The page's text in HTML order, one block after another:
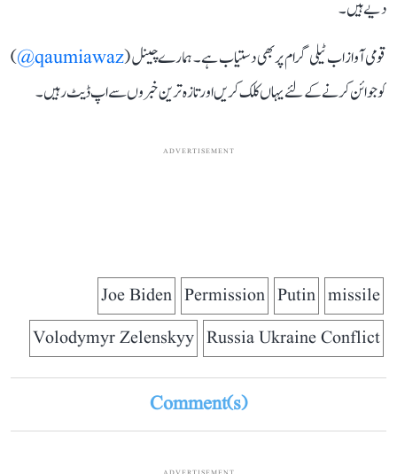
دیے ہیں۔
قومی آواز اب ٹیلی گرام پر بھی دستیاب ہے۔ ہمارے چینل (qaumiawaz@
)
کو جوائن کرنے کے لئے یہاں کلک کریں اور تازہ ترین خبروں سے اپ ڈیٹ رہیں۔
ADVERTISEMENT
missile
Putin
Permission
Joe Biden
Russia Ukraine Conflict
Volodymyr Zelenskyy
Comment(s)